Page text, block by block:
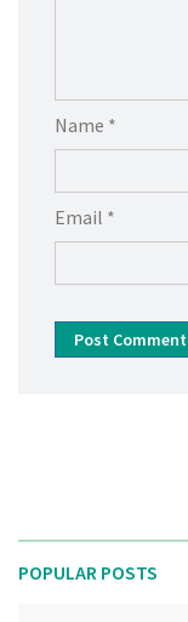
Name *
Email *
Post Comment
POPULAR POSTS